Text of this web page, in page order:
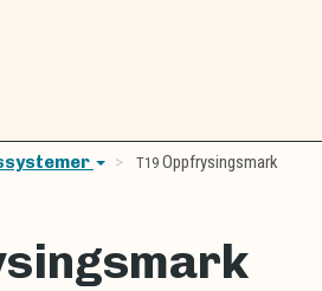
T19 Oppfrysingsmark